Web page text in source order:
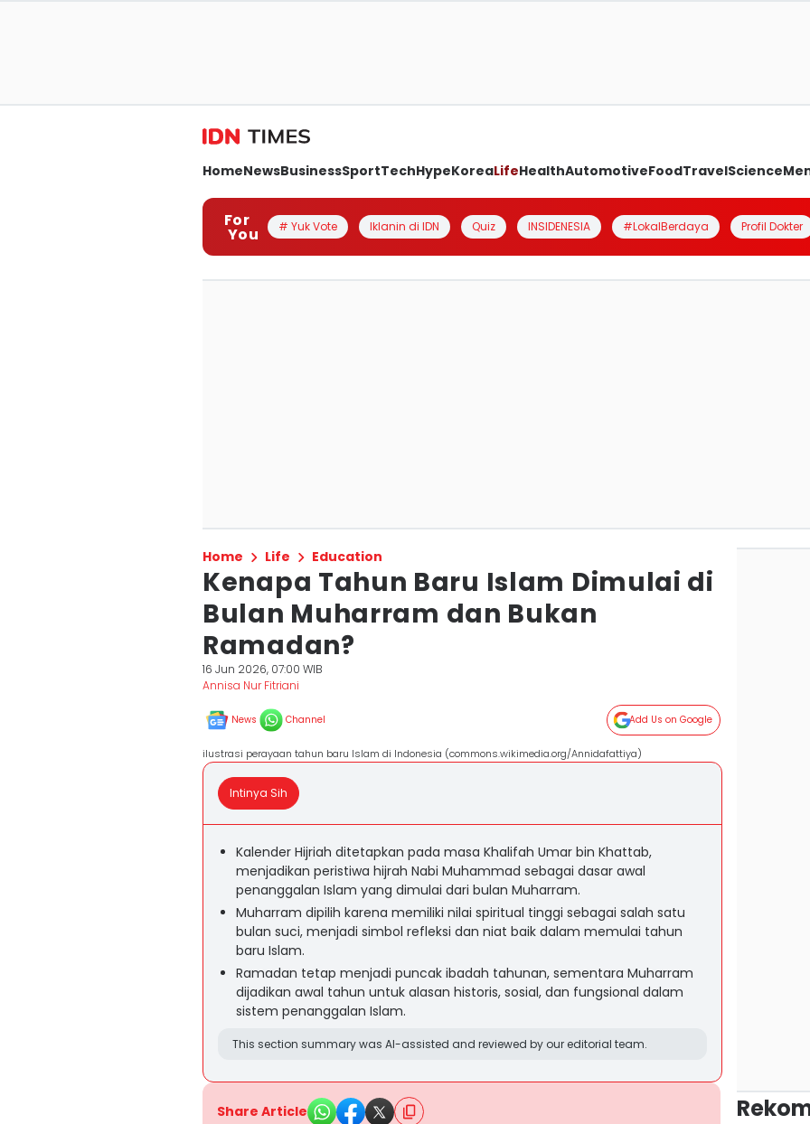
HomeNewsBusinessSportTechHypeKoreaLifeHealthAutomotiveFoodTravelScience
For
You # Yuk Vote Iklanin di IDN Quiz INSIDENESIA #LokalBerdaya Profil Dokter
Home Life Education
Kenapa Tahun Baru Islam Dimulai di
Bulan Muharram dan Bukan
Ramadan?
16 Jun 2026, 07:00 WIB
Annisa Nur Fitriani
News Channel Add Us on Google
ilustrasi perayaan tahun baru Islam di Indonesia (commons.wikimedia.org/Annidafattiya)
Intinya Sih
Kalender Hijriah ditetapkan pada masa Khalifah Umar bin Khattab,
menjadikan peristiwa hijrah Nabi Muhammad sebagai dasar awal
penanggalan Islam yang dimulai dari bulan Muharram.
Muharram dipilih karena memiliki nilai spiritual tinggi sebagai salah satu
bulan suci, menjadi simbol refleksi dan niat baik dalam memulai tahun
baru Islam.
Ramadan tetap menjadi puncak ibadah tahunan, sementara Muharram
dijadikan awal tahun untuk alasan historis, sosial, dan fungsional dalam
sistem penanggalan Islam.
This section summary was AI-assisted and reviewed by our editorial team.
Share Article